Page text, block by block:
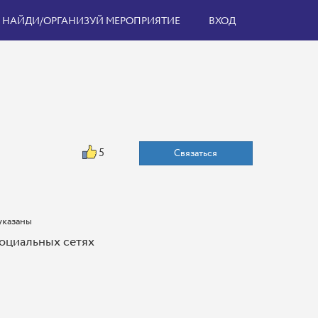
НАЙДИ/ОРГАНИЗУЙ МЕРОПРИЯТИЕ ВХОД
5 Связаться
сетях